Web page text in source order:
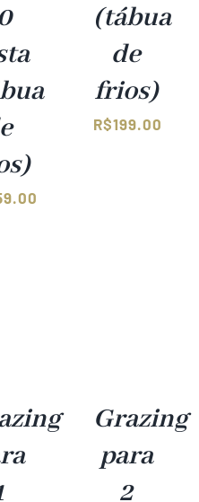
(tábua
de
frios)
R$199.00
Grazing
para
2